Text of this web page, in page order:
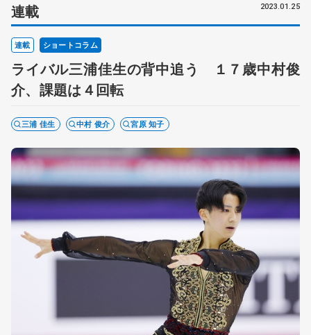
連載 2023.01.25
連載 ショートコラム
ライバル三浦佳生の背中追う １７歳中村俊
介、課題は４回転
三浦 佳生 中村 俊介 宮原 知子